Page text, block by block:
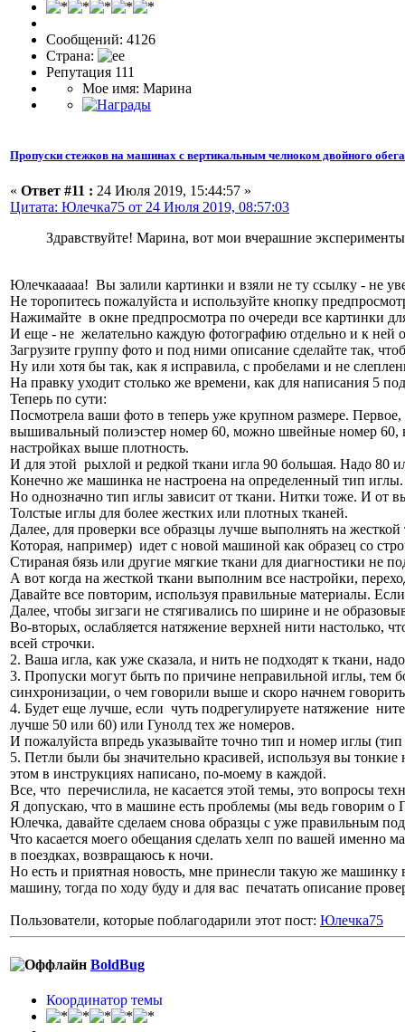
Сообщений: 4126
Страна:
Репутация 111
Мое имя: Марина
Пропуски стежков на машинах с вертикальным челноком двойного
« Ответ #11 : 24 Июля 2019, 15:44:57 »
Цитата: Юлечка75 от 24 Июля 2019, 08:57:03
Здравствуйте! Марина, вот мои вчерашние
Юлечкааааа! Вы залили картинки и взяли не ту ссылку - не
Не торопитесь пожалуйста и используйте кнопку
Нажимайте в окне предпросмотра по очереди все картинки
И еще - не желательно каждую фотографию отдельно и к ней
Загрузите группу фото и под ними описание сделайте так,
Ну или хотя бы так, как я исправила, с пробелами и не
На правку уходит столько же времени, как для написания 5
Теперь по сути:
Посмотрела ваши фото в теперь уже крупном размере.
вышивальный полиэстер номер 60, можно швейные номер 60,
настройках выше плотность.
И для этой рыхлой и редкой ткани игла 90 большая. Надо 80
Конечно же машинка не настроена на определенный тип иглы.
Но однозначно тип иглы зависит от ткани. Нитки тоже. И от
Толстые иглы для более жестких или плотных тканей.
Далее, для проверки все образцы лучше выполнять на жесткой
Которая, например) идет с новой машиной как образец со
Стираная бязь или другие мягкие ткани для диагностики не
А вот когда на жесткой ткани выполним все настройки,
Давайте все повторим, используя правильные материалы.
Далее, чтобы зигзаги не стягивались по ширине и не
Во-вторых, ослабляется натяжение верхней нити настолько,
всей строчки.
2. Ваша игла, как уже сказала, и нить не подходят к ткани,
3. Пропуски могут быть по причине неправильной иглы, тем
синхронизации, о чем говорили выше и скоро начнем
4. Будет еще лучше, если чуть подрегулируете натяжение
лучше 50 или 60) или Гунолд тех же номеров.
И пожалуйста впредь указывайте точно тип и номер иглы
5. Петли были бы значительно красивей, используя вы
этом в инструкциях написано, по-моему в каждой.
Все, что перечислила, не касается этой темы, это вопросы
Я допускаю, что в машине есть проблемы (мы ведь говорим о
Юлечка, давайте сделаем снова образцы с уже правильным
Что касается моего обещания сделать хелп по вашей именно
в поездках, возвращаюсь к ночи.
Но есть и приятная новость, мне принесли такую же машинку
машину, тогда по ходу буду и для вас печатать описание
Пользователи, которые поблагодарили этот пост: Юлечка75
BoldBug
Координатор темы